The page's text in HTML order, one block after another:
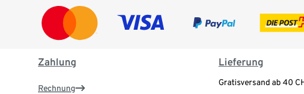
Zahlung
Rechnung
Lieferung
Gratisversand ab 40